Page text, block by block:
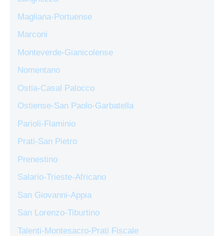
Magliana-Portuense
Marconi
Monteverde-Gianicolense
Nomentano
Ostia-Casal Palocco
Ostiense-San Paolo-Garbatella
Parioli-Flaminio
Prati-San Pietro
Prenestino
Salario-Trieste-Africano
San Giovanni-Appia
San Lorenzo-Tiburtino
Talenti-Montesacro-Prati Fiscale